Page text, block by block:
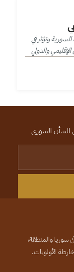
وتؤثر في
والدولي
الشأن السوري
والمنطقة،
الأولويات.